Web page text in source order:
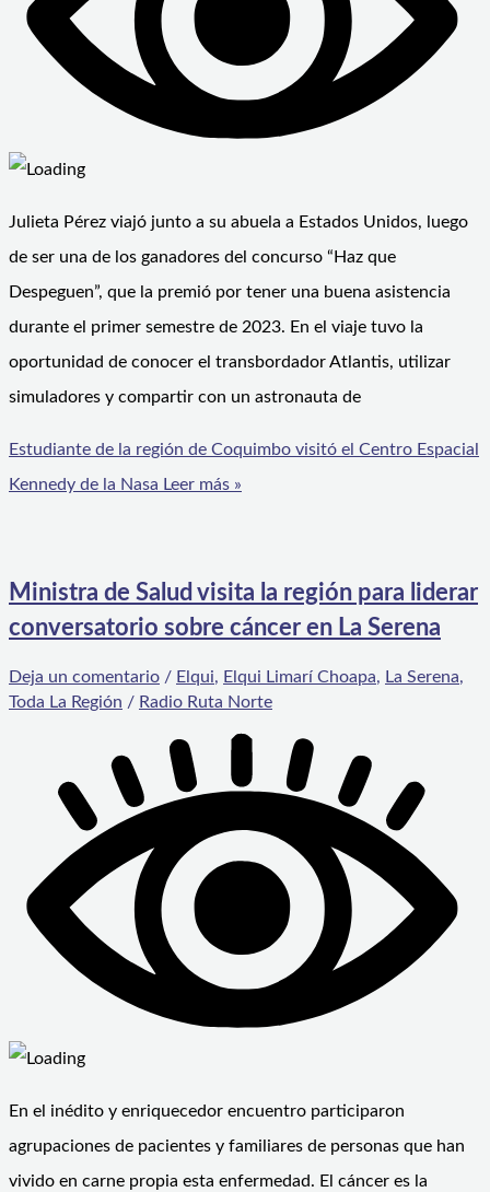
Julieta Pérez viajó junto a su abuela a Estados Unidos, luego
de ser una de los ganadores del concurso “Haz que
Despeguen”, que la premió por tener una buena asistencia
durante el primer semestre de 2023. En el viaje tuvo la
oportunidad de conocer el transbordador Atlantis, utilizar
simuladores y compartir con un astronauta de
Estudiante de la región de Coquimbo visitó el Centro Espacial
Kennedy de la Nasa Leer más »
Ministra de Salud visita la región para liderar
conversatorio sobre cáncer en La Serena
Deja un comentario / Elqui, Elqui Limarí Choapa, La Serena,
Toda La Región / Radio Ruta Norte
En el inédito y enriquecedor encuentro participaron
agrupaciones de pacientes y familiares de personas que han
vivido en carne propia esta enfermedad. El cáncer es la